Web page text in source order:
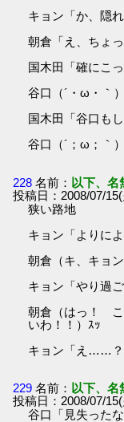
キョン「か、隠
朝倉「え、ちょ
国木田「確にこ
谷口（´・ω・｀）
国木田「谷口も
谷口（´；ω；｀）
228 名前： 以下、
投稿日：2008/07/
狭い路地
キョン「よりに
朝倉（キ、キョ
キョン「やり過
朝倉（はっ！
いわ！！）ｽｯ
キョン「え……？
229 名前： 以下、
投稿日：2008/07/
谷口「見失ったな